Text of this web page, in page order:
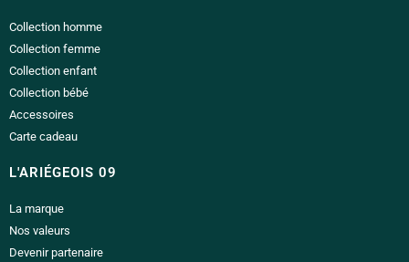
Collection homme
Collection femme
Collection enfant
Collection bébé
Accessoires
Carte cadeau
L'ARIÉGEOIS 09
La marque
Nos valeurs
Devenir partenaire